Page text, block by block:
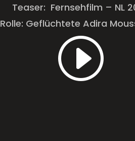
Teaser: Fernsehfilm – NL
Rolle: Geflüchtete Adira